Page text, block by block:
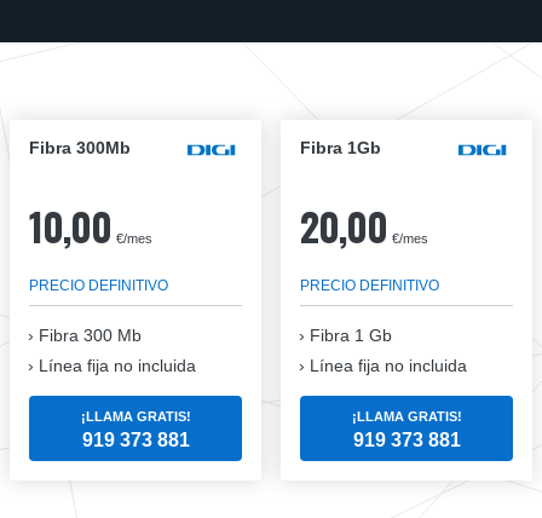
Fibra 300Mb
10,00 €/mes
PRECIO DEFINITIVO
Fibra 300 Mb
Línea fija no incluida
¡LLAMA GRATIS!
919 373 881
Fibra 1Gb
20,00 €/mes
PRECIO DEFINITIVO
Fibra 1 Gb
Línea fija no incluida
¡LLAMA GRATIS!
919 373 881